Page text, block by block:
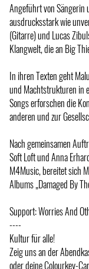
Angeführt von Sängerin
ausdrucksstark wie
(Gitarre) und Lucas
Klangwelt, die an Big
In ihren Texten geht
und Machtstrukturen in
Songs erforschen die
anderen und zur
Nach gemeinsamen
Soft Loft und Anna
M4Music, bereitet sich
Albums „Damaged By
Support: Worries And
----
Kultur für alle!
Zeig uns an der
oder deine Colourkey-